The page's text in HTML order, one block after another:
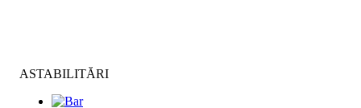
ASTABILITĂRI